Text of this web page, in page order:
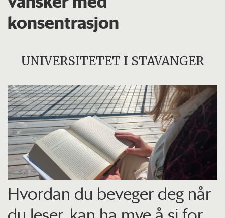
konsentrasjon
UNIVERSITETET I STAVANGER
Hvordan du beveger deg når